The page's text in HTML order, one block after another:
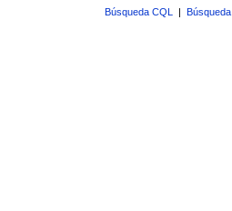
Búsqueda CQL |